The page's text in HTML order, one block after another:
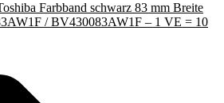
Farbband schwarz 83 mm Breite
/ BV430083AW1F – 1 VE = 10